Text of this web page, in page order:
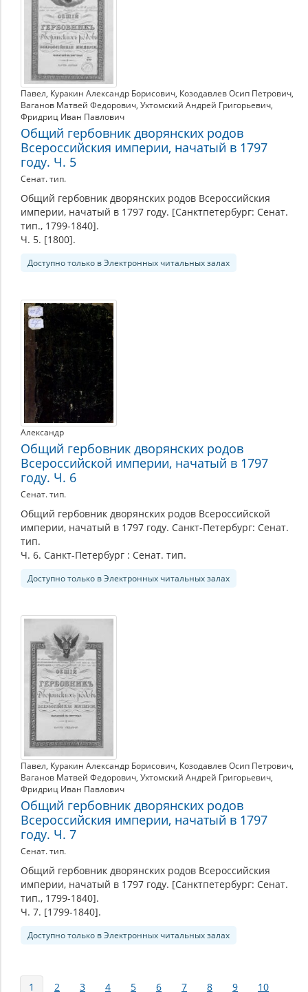
Павел, Куракин Александр Борисович, Козодавлев Осип Петрович,
Ваганов Матвей Федорович, Ухтомский Андрей Григорьевич,
Фридриц Иван Павлович
Общий гербовник дворянских родов
Всероссийския империи, начатый в 1797
году. Ч. 5
Сенат. тип.
Общий гербовник дворянских родов Всероссийския
империи, начатый в 1797 году. [Санктпетербург: Сенат.
тип., 1799-1840].
Ч. 5. [1800].
Доступно только в Электронных читальных залах
Александр
Общий гербовник дворянских родов
Всероссийской империи, начатый в 1797
году. Ч. 6
Сенат. тип.
Общий гербовник дворянских родов Всероссийской
империи, начатый в 1797 году. Санкт-Петербург: Сенат.
тип.
Ч. 6. Санкт-Петербург : Сенат. тип.
Доступно только в Электронных читальных залах
Павел, Куракин Александр Борисович, Козодавлев Осип Петрович,
Ваганов Матвей Федорович, Ухтомский Андрей Григорьевич,
Фридриц Иван Павлович
Общий гербовник дворянских родов
Всероссийския империи, начатый в 1797
году. Ч. 7
Сенат. тип.
Общий гербовник дворянских родов Всероссийския
империи, начатый в 1797 году. [Санктпетербург: Сенат.
тип., 1799-1840].
Ч. 7. [1799-1840].
Доступно только в Электронных читальных залах
Страницы
1 2 3 4 5 6 7 8 9 10